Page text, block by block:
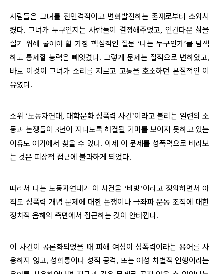
사람들은 그녀를 전인격적이고 변화발전하는 존재로부터 소외시
켰다. 그녀가 누구인지는 사람들이 결정해주었고, 인간다운 삶을
살기 위해 물어야 할 가장 핵심적인 질문 ‘나는 누구인가’를 탐색
하고 통제할 능력은 빼앗겼다. 그렇게 문제는 질적으로 변하였고,
바로 이것이 그녀가 소리를 지르고 고통을 호소하던 본질적인 이
유였다.
소위 ‘노동자연대 , 대학문화 성폭력 사건’이라고 불리는 일련의 소
동과 논쟁들이 3년이 지나도록 해결될 기미를 보이지 못하고 있는
이유도 여기에서 찾을 수 있다. 이제 이 문제를 성폭력으로 바라보
는 것은 피상적 접근에 불과하게 되었다.
따라서 나는 노동자연대가 이 사건을 ‘비방’이라고 정의하면서 아
직도 성폭력 개념 문제에 대한 논쟁이나 극좌파 운동 조직에 대한
정치적 음해의 측면에서 접근하는 것이 안타깝다.
이 사건이 공론화되었을 때 피해 여성이 성폭력이라는 용어를 사
용하지 않고, 성희롱이나 성적 공격, 또는 여성 차별적 언행이라는